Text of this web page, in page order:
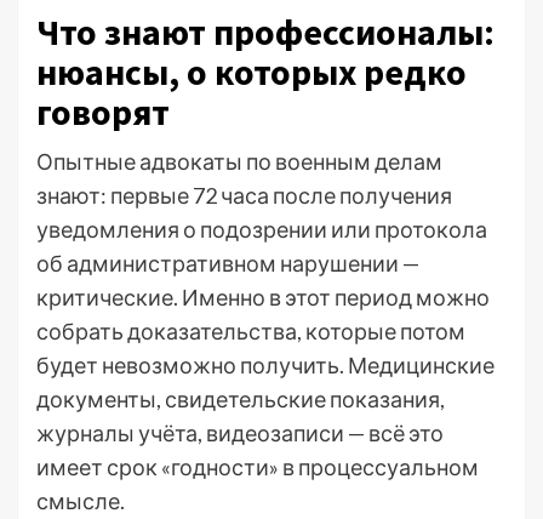
Что знают профессионалы:
нюансы, о которых редко
говорят
Опытные адвокаты по военным делам
знают: первые 72 часа после получения
уведомления о подозрении или протокола
об административном нарушении —
критические. Именно в этот период можно
собрать доказательства, которые потом
будет невозможно получить. Медицинские
документы, свидетельские показания,
журналы учёта, видеозаписи — всё это
имеет срок «годности» в процессуальном
смысле.